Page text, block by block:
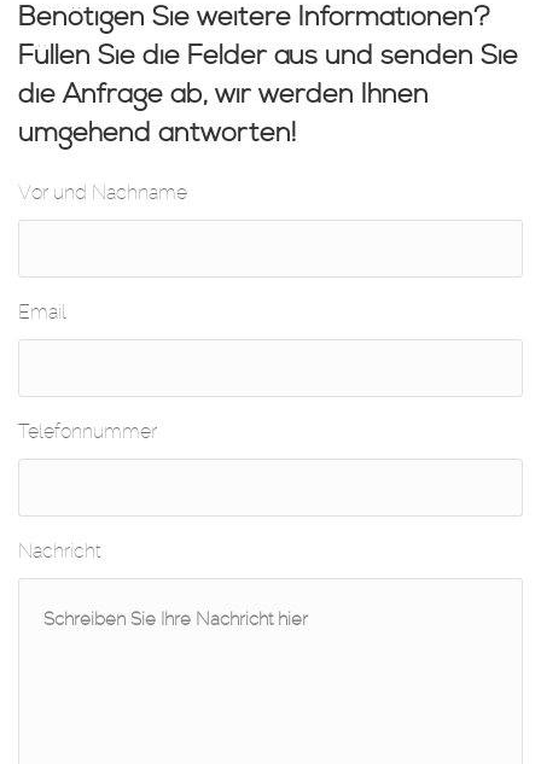
Benötigen Sie weitere Informationen?
Füllen Sie die Felder aus und senden Sie
die Anfrage ab, wir werden Ihnen
umgehend antworten!
Vor und Nachname
Email
Telefonnummer
Nachricht